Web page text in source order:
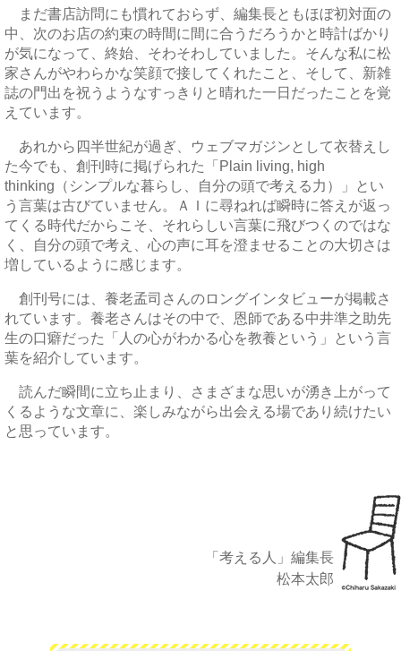
まだ書店訪問にも慣れておらず、編集長ともほぼ初対面の
中、次のお店の約束の時間に間に合うだろうかと時計ばかり
が気になって、終始、そわそわしていました。そんな私に松
家さんがやわらかな笑顔で接してくれたこと、そして、新雑
誌の門出を祝うようなすっきりと晴れた一日だったことを覚
えています。
あれから四半世紀が過ぎ、ウェブマガジンとして衣替えし
た今でも、創刊時に掲げられた「Plain living, high
thinking（シンプルな暮らし、自分の頭で考える力）」とい
う言葉は古びていません。ＡＩに尋ねれば瞬時に答えが返っ
てくる時代だからこそ、それらしい言葉に飛びつくのではな
く、自分の頭で考え、心の声に耳を澄ませることの大切さは
増しているように感じます。
創刊号には、養老孟司さんのロングインタビューが掲載さ
れています。養老さんはその中で、恩師である中井準之助先
生の口癖だった「人の心がわかる心を教養という」という言
葉を紹介しています。
読んだ瞬間に立ち止まり、さまざまな思いが湧き上がって
くるような文章に、楽しみながら出会える場であり続けたい
と思っています。
「考える人」編集長
松本太郎